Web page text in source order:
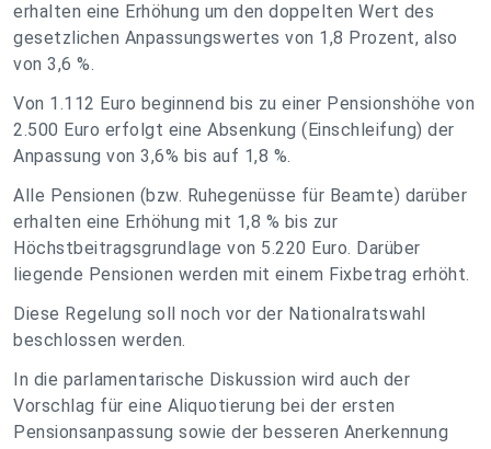
erhalten eine Erhöhung um den doppelten Wert des
gesetzlichen Anpassungswertes von 1,8 Prozent, also
von 3,6 %.
Von 1.112 Euro beginnend bis zu einer Pensionshöhe von
2.500 Euro erfolgt eine Absenkung (Einschleifung) der
Anpassung von 3,6% bis auf 1,8 %.
Alle Pensionen (bzw. Ruhegenüsse für Beamte) darüber
erhalten eine Erhöhung mit 1,8 % bis zur
Höchstbeitragsgrundlage von 5.220 Euro. Darüber
liegende Pensionen werden mit einem Fixbetrag erhöht.
Diese Regelung soll noch vor der Nationalratswahl
beschlossen werden.
In die parlamentarische Diskussion wird auch der
Vorschlag für eine Aliquotierung bei der ersten
Pensionsanpassung sowie der besseren Anerkennung